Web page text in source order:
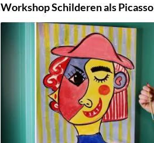
Workshop Schilderen als Picasso